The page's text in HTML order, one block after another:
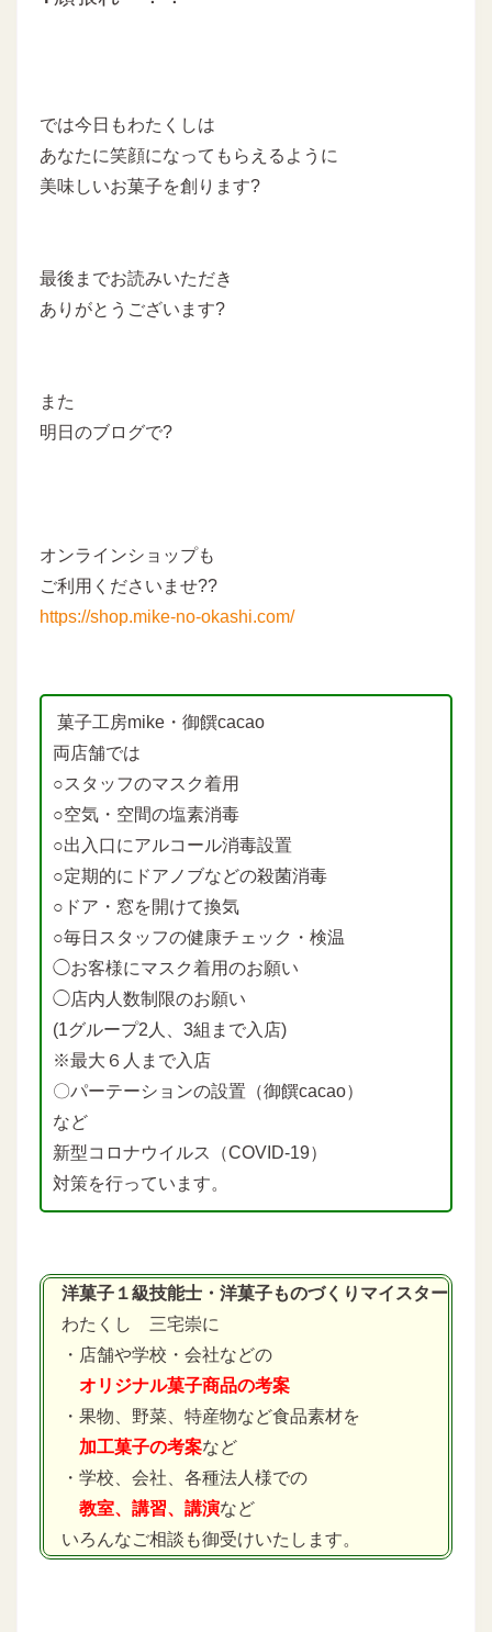
では今日もわたくしは
あなたに笑顔になってもらえるように
美味しいお菓子を創ります?
最後までお読みいただき
ありがとうございます?
また
明日のブログで?
オンラインショップも
ご利用くださいませ??
https://shop.mike-no-okashi.com/
菓子工房mike・御饌cacao
両店舗では
○スタッフのマスク着用
○空気・空間の塩素消毒
○出入口にアルコール消毒設置
○定期的にドアノブなどの殺菌消毒
○ドア・窓を開けて換気
○毎日スタッフの健康チェック・検温
◯お客様にマスク着用のお願い
◯店内人数制限のお願い
(1グループ2人、3組まで入店)
※最大６人まで入店
〇パーテーションの設置（御饌cacao）
など
新型コロナウイルス（COVID-19）
対策を行っています。
洋菓子１級技能士・洋菓子ものづくりマイスター
わたくし 三宅崇に
・店舗や学校・会社などの
オリジナル菓子商品の考案
・果物、野菜、特産物など食品素材を
加工菓子の考案など
・学校、会社、各種法人様での
教室、講習、講演など
いろんなご相談も御受けいたします。